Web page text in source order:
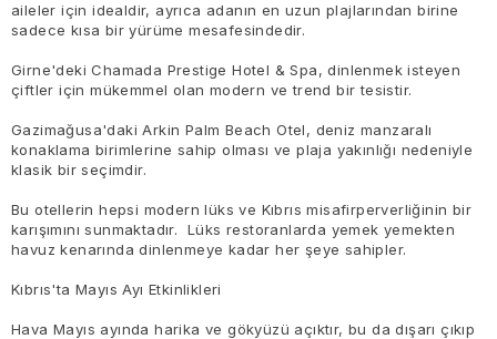
aileler için idealdir, ayrıca adanın en uzun plajlarından birine
sadece kısa bir yürüme mesafesindedir.
Girne'deki Chamada Prestige Hotel & Spa, dinlenmek isteyen
çiftler için mükemmel olan modern ve trend bir tesistir.
Gazimağusa'daki Arkin Palm Beach Otel, deniz manzaralı
konaklama birimlerine sahip olması ve plaja yakınlığı nedeniyle
klasik bir seçimdir.
Bu otellerin hepsi modern lüks ve Kıbrıs misafirperverliğinin bir
karışımını sunmaktadır. Lüks restoranlarda yemek yemekten
havuz kenarında dinlenmeye kadar her şeye sahipler.
Kıbrıs'ta Mayıs Ayı Etkinlikleri
Hava Mayıs ayında harika ve gökyüzü açıktır, bu da dışarı çıkıp